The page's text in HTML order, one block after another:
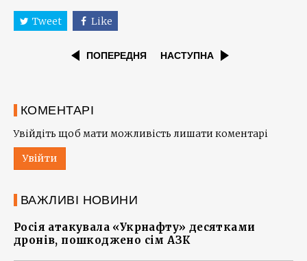
Tweet Like
ПОПЕРЕДНЯ НАСТУПНА
КОМЕНТАРІ
Увійдіть щоб мати можливість лишати коментарі
Увійти
ВАЖЛИВІ НОВИНИ
Росія атакувала «Укрнафту» десятками
дронів, пошкоджено сім АЗК